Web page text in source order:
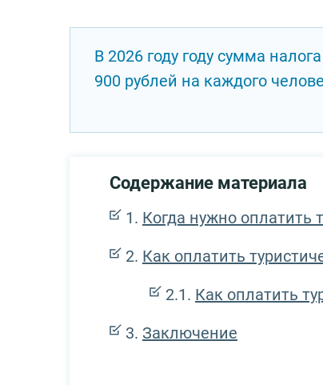
В 2026 году году сумма
900 рублей на каждого
Содержание материала
Когда нужно оплатить
Как оплатить
Как оплатить
Заключение